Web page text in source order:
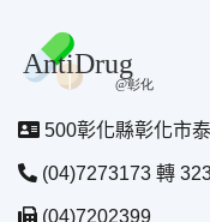
500彰化縣彰化市
(04)7273173 轉
(04)7202399